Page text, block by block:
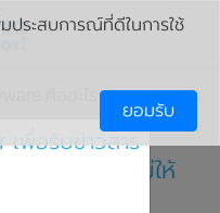
คืออะไร สาเหตุและการ
ะการป้องกันไม่ให้
ประสบการณ์ที่ดีในการใช้
ยอมรับ
พื่อรับข่าวสาร